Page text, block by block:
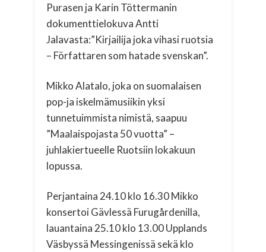
Purasen ja Karin Töttermanin
dokumenttielokuva Antti
Jalavasta:”Kirjailija joka vihasi ruotsia
– Författaren som hatade svenskan”.
Mikko Alatalo, joka on suomalaisen
pop-ja iskelmämusiikin yksi
tunnetuimmista nimistä, saapuu
”Maalaispojasta 50 vuotta” –
juhlakiertueelle Ruotsiin lokakuun
lopussa.
Perjantaina 24.10 klo 16.30 Mikko
konsertoi Gävlessä Furugårdenilla,
lauantaina 25.10 klo 13.00 Upplands
Väsbyssä Messingenissä sekä klo